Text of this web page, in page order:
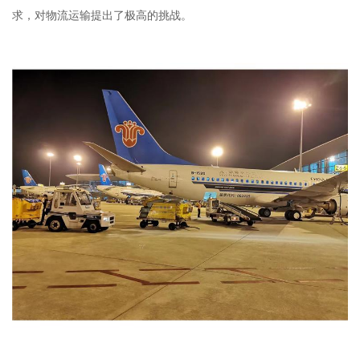
求，对物流运输提出了极高的挑战。